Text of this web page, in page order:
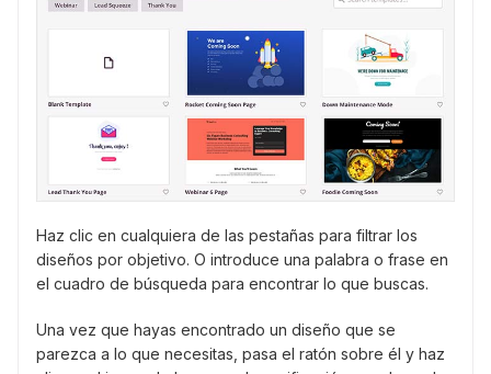
Haz clic en cualquiera de las pestañas para filtrar los
diseños por objetivo. O introduce una palabra o frase en
el cuadro de búsqueda para encontrar lo que buscas.
Una vez que hayas encontrado un diseño que se
parezca a lo que necesitas, pasa el ratón sobre él y haz